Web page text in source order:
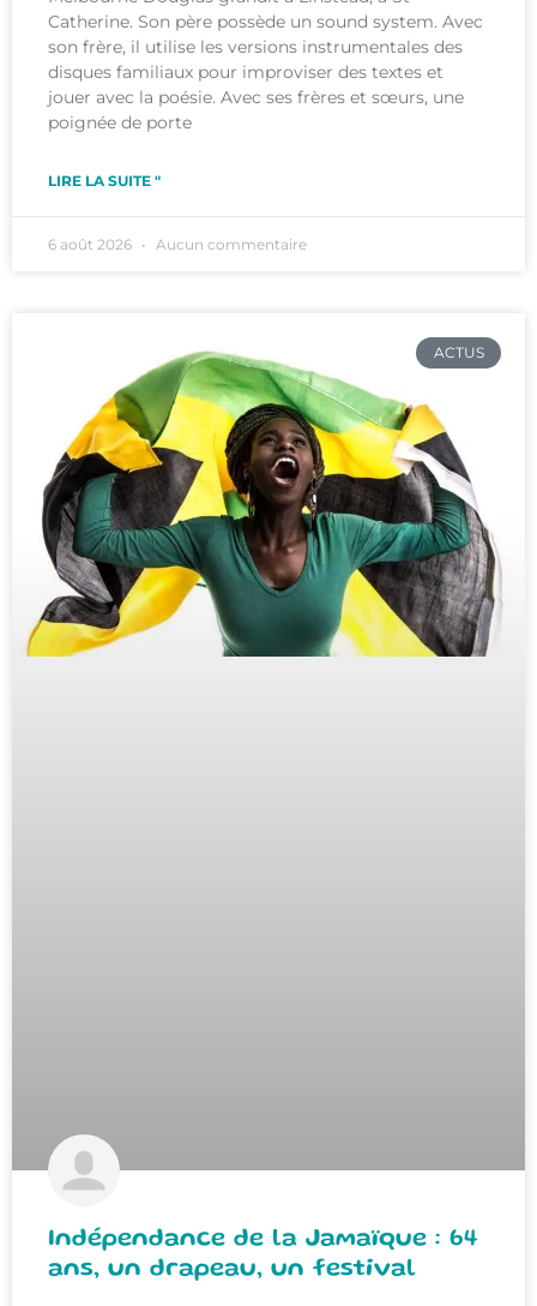
Catherine. Son père possède un sound system. Avec
son frère, il utilise les versions instrumentales des
disques familiaux pour improviser des textes et
jouer avec la poésie. Avec ses frères et sœurs, une
poignée de porte
LIRE LA SUITE "
6 août 2026 Aucun commentaire
ACTUS
Indépendance de la Jamaïque : 64
ans, un drapeau, un festival